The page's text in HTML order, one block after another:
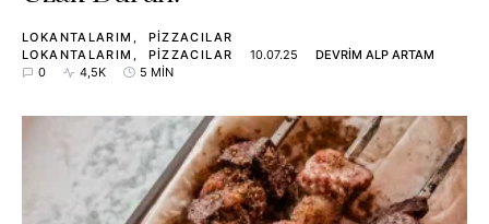
LOKANTALARIM
PIZZACILAR
LOKANTALARIM
PIZZACILAR 10.07.25
DEVRIM ALP ARTAM
0
4,5K 5 MIN